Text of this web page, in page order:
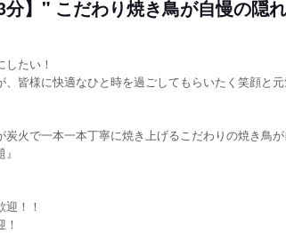
分】" こだわり焼き鳥が自慢の隠
たい！
皆様に快適なひと時を過ごしてもらいたく笑顔と
火で一本一本丁寧に焼き上げるこだわりの焼き鳥
！！